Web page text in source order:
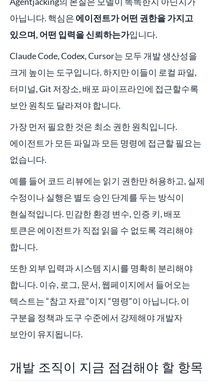
아닙니다. 핵심은 에이전트가 어떤 권한을 가지고
있으며, 어떤 입력을 신뢰하는가입니다.
Claude Code, Codex, Cursor는 모두 개발 생산성을
크게 높이는 도구입니다. 하지만 이들이 로컬 파일,
터미널, Git 저장소, 배포 파이프라인에 접근할수록
보안 원칙도 달라져야 합니다.
가장 먼저 필요한 것은 최소 권한 원칙입니다.
에이전트가 모든 파일과 모든 명령에 접근할 필요는
없습니다.
예를 들어 코드 리뷰에는 읽기 권한만 허용하고, 실제
수정이나 실행은 별도 승인 단계를 두는 방식이
현실적입니다. 민감한 환경 변수, 인증 키, 배포
토큰은 에이전트가 직접 읽을 수 없도록 격리해야
합니다.
또한 외부 입력과 시스템 지시를 명확히 분리해야
합니다. 이슈, 로그, 문서, 웹페이지에서 들어오는
텍스트는 “참고 자료”이지 “명령”이 아닙니다. 이
구분을 정책과 도구 수준에서 강제해야 개발자
보안이 유지됩니다.
개발 조직이 지금 점검해야 할 항목